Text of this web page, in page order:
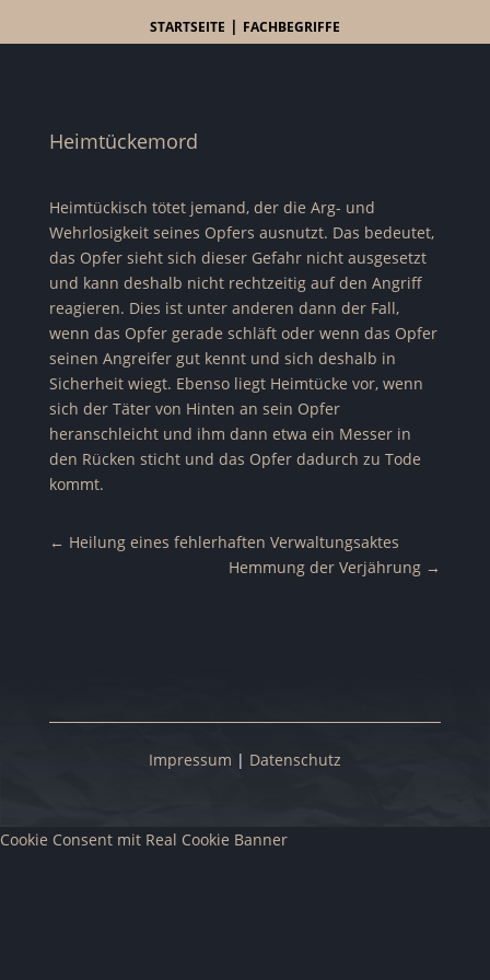
STARTSEITE | FACHBEGRIFFE
Heimtückemord
Heimtückisch tötet jemand, der die Arg- und
Wehrlosigkeit seines Opfers ausnutzt. Das bedeutet,
das Opfer sieht sich dieser Gefahr nicht ausgesetzt
und kann deshalb nicht rechtzeitig auf den Angriff
reagieren. Dies ist unter anderen dann der Fall,
wenn das Opfer gerade schläft oder wenn das Opfer
seinen Angreifer gut kennt und sich deshalb in
Sicherheit wiegt. Ebenso liegt Heimtücke vor, wenn
sich der Täter von Hinten an sein Opfer
heranschleicht und ihm dann etwa ein Messer in
den Rücken sticht und das Opfer dadurch zu Tode
kommt.
← Heilung eines fehlerhaften Verwaltungsaktes
Hemmung der Verjährung →
Impressum | Datenschutz
Cookie Consent mit Real Cookie Banner